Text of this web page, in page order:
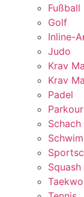
Fußball
Golf
Inline-
Judo
Krav
Krav
Padel
Parkour
Schach
Squash